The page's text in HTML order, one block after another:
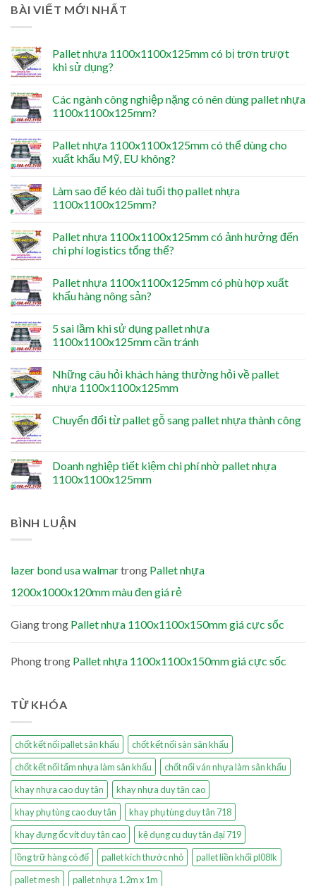
BÀI VIẾT MỚI NHẤT
Pallet nhựa 1100x1100x125mm có bị trơn trượt
khi sử dụng?
Các ngành công nghiệp nặng có nên dùng pallet nhựa
1100x1100x125mm?
Pallet nhựa 1100x1100x125mm có thể dùng cho
xuất khẩu Mỹ, EU không?
Làm sao để kéo dài tuổi thọ pallet nhựa
1100x1100x125mm?
Pallet nhựa 1100x1100x125mm có ảnh hưởng đến
chi phí logistics tổng thể?
Pallet nhựa 1100x1100x125mm có phù hợp xuất
khẩu hàng nông sản?
5 sai lầm khi sử dụng pallet nhựa
1100x1100x125mm cần tránh
Những câu hỏi khách hàng thường hỏi về pallet
nhựa 1100x1100x125mm
Chuyển đổi từ pallet gỗ sang pallet nhựa thành công
Doanh nghiệp tiết kiệm chi phí nhờ pallet nhựa
1100x1100x125mm
BÌNH LUẬN
lazer bond usa walmartrong Pallet nhựa
1200x1000x120mm màu đen giá rẻ
Giangtrong Pallet nhựa 1100x1100x150mm giá cực sốc
Phongtrong Pallet nhựa 1100x1100x150mm giá cực sốc
TỪ KHÓA
chốt kết nối pallet sân khấu
chốt kết nối sàn sân khấu
chốt kết nối tấm nhựa làm sân khấu
chốt nối ván nhựa làm sân khấu
khay nhựa cao duy tân
khay nhựa duy tân cao
khay phụ tùng cao duy tân
khay phụ tùng duy tân 718
khay đựng ốc vít duy tân cao
kệ dụng cụ duy tân đại 719
lồng trữ hàng có đế
pallet kích thước nhỏ
pallet liền khối pl08lk
pallet mesh
pallet nhựa 1.2m x 1m